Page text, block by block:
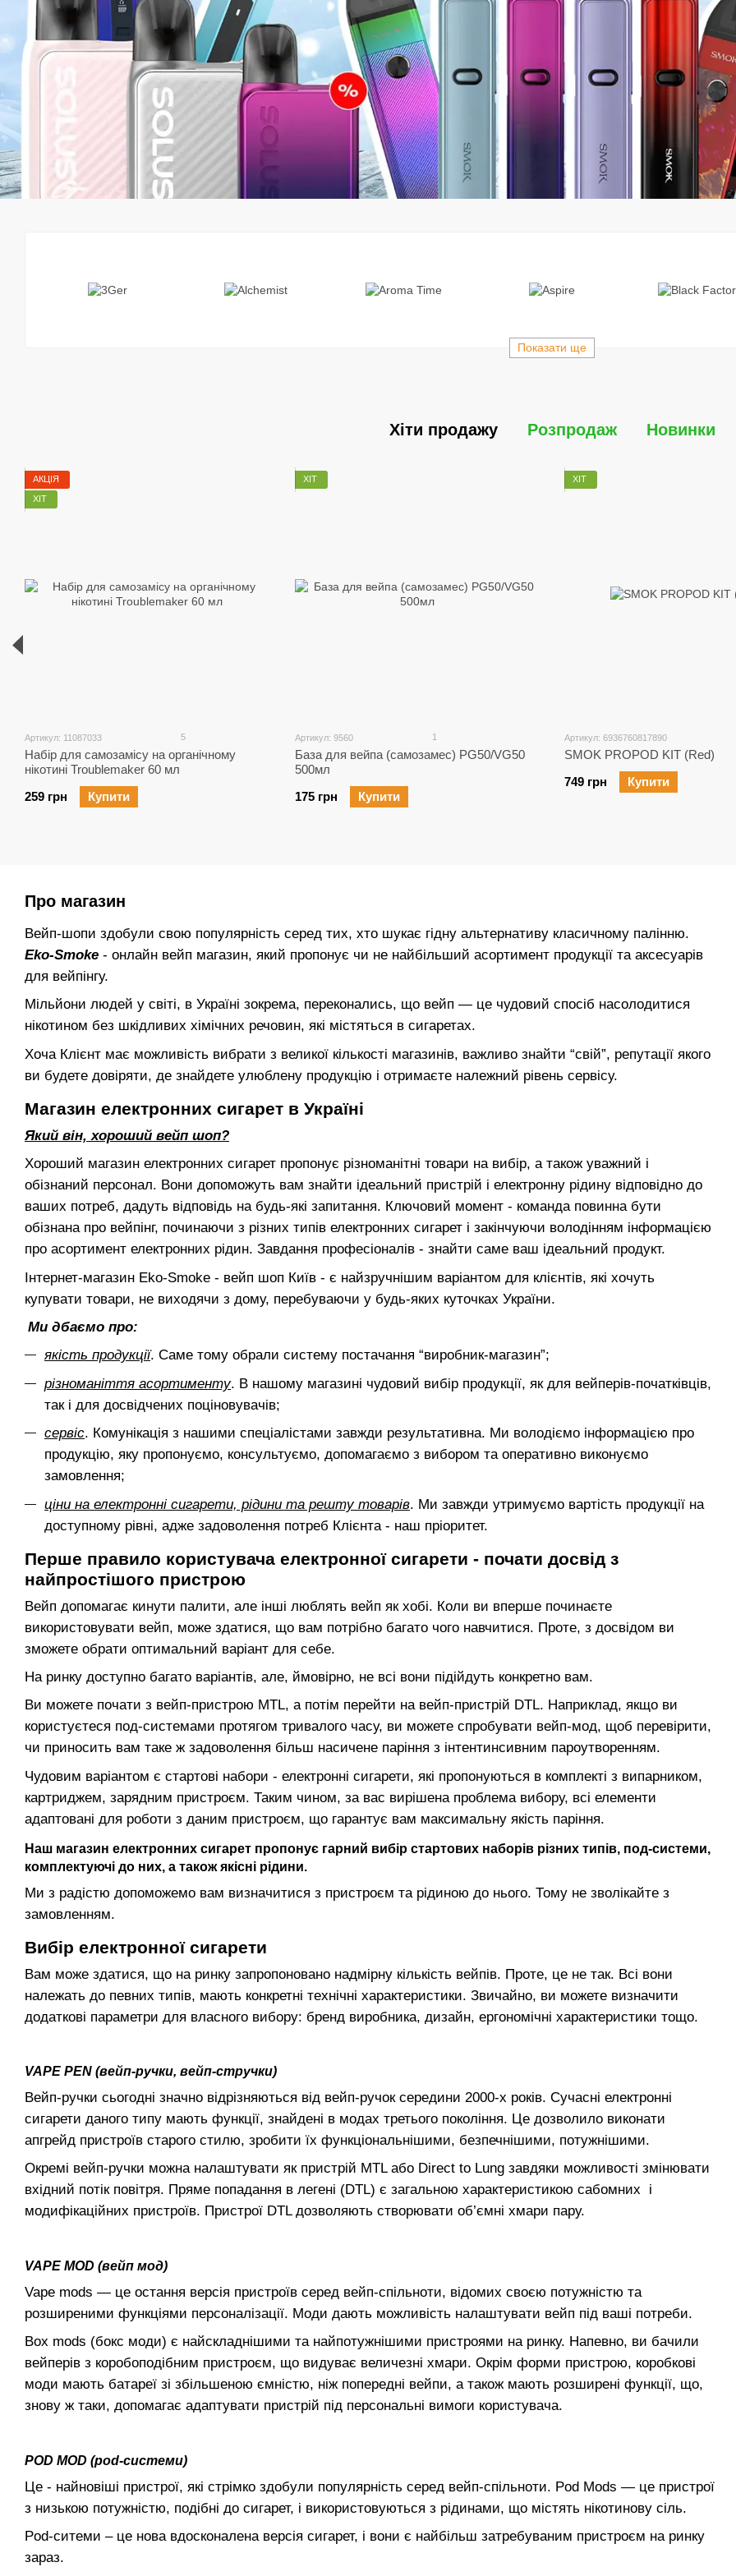
Показати ще
Хіти продажу Розпродаж Новинки
АКЦІЯ
ХІТ
Артикул: 11087033 5
Набір для самозамісу на органічному
нікотині Troublemaker 60 мл
259 грн
Купити
ХІТ
Артикул: 9560 1
База для вейпа (самозамес) PG50/VG50
500мл
175 грн
Купити
ХІТ
Артикул: 6936760817890
SMOK PROPOD KIT (Red)
749 грн
Купити
Про магазин
Вейп-шопи здобули свою популярність серед тих, хто шукає гідну альтернативу класичному палінню.
Eko-Smoke - онлайн вейп магазин, який пропонує чи не найбільший асортимент продукції та аксесуарів
для вейпінгу.
Мільйони людей у світі, в Україні зокрема, переконались, що вейп — це чудовий спосіб насолодитися
нікотином без шкідливих хімічних речовин, які містяться в сигаретах.
Хоча Клієнт має можливість вибрати з великої кількості магазинів, важливо знайти “свій”, репутації якого
ви будете довіряти, де знайдете улюблену продукцію і отримаєте належний рівень сервісу.
Магазин електронних сигарет в Україні
Який він, хороший вейп шоп?
Хороший магазин електронних сигарет пропонує різноманітні товари на вибір, а також уважний і
обізнаний персонал. Вони допоможуть вам знайти ідеальний пристрій і електронну рідину відповідно до
ваших потреб, дадуть відповідь на будь-які запитання. Ключовий момент - команда повинна бути
обізнана про вейпінг, починаючи з різних типів електронних сигарет і закінчуючи володінням інформацією
про асортимент електронних рідин. Завдання професіоналів - знайти саме ваш ідеальний продукт.
Інтернет-магазин Eko-Smoke - вейп шоп Київ - є найзручнішим варіантом для клієнтів, які хочуть
купувати товари, не виходячи з дому, перебуваючи у будь-яких куточках України.
Ми дбаємо про:
якість продукції. Саме тому обрали систему постачання “виробник-магазин”;
різноманіття асортименту. В нашому магазині чудовий вибір продукції, як для вейперів-початківців,
так і для досвідчених поціновувачів;
сервіс. Комунікація з нашими спеціалістами завжди результативна. Ми володіємо інформацією про
продукцію, яку пропонуємо, консультуємо, допомагаємо з вибором та оперативно виконуємо
замовлення;
ціни на електронні сигарети, рідини та решту товарів. Ми завжди утримуємо вартість продукції на
доступному рівні, адже задоволення потреб Клієнта - наш пріоритет.
Перше правило користувача електронної сигарети - почати досвід з
найпростішого пристрою
Вейп допомагає кинути палити, але інші люблять вейп як хобі. Коли ви вперше починаєте
використовувати вейп, може здатися, що вам потрібно багато чого навчитися. Проте, з досвідом ви
зможете обрати оптимальний варіант для себе.
На ринку доступно багато варіантів, але, ймовірно, не всі вони підійдуть конкретно вам.
Ви можете почати з вейп-пристрою MTL, а потім перейти на вейп-пристрій DTL. Наприклад, якщо ви
користуєтеся под-системами протягом тривалого часу, ви можете спробувати вейп-мод, щоб перевірити,
чи приносить вам таке ж задоволення більш насичене паріння з інтентинсивним пароутворенням.
Чудовим варіантом є стартові набори - електронні сигарети, які пропонуються в комплекті з випарником,
картриджем, зарядним пристроєм. Таким чином, за вас вирішена проблема вибору, всі елементи
адаптовані для роботи з даним пристроєм, що гарантує вам максимальну якість паріння.
Наш магазин електронних сигарет пропонує гарний вибір стартових наборів різних типів, под-системи,
комплектуючі до них, а також якісні рідини.
Ми з радістю допоможемо вам визначитися з пристроєм та рідиною до нього. Тому не зволікайте з
замовленням.
Вибір електронної сигарети
Вам може здатися, що на ринку запропоновано надмірну кількість вейпів. Проте, це не так. Всі вони
належать до певних типів, мають конкретні технічні характеристики. Звичайно, ви можете визначити
додаткові параметри для власного вибору: бренд виробника, дизайн, ергономічні характеристики тощо.
VAPE PEN (вейп-ручки, вейп-стручки)
Вейп-ручки сьогодні значно відрізняються від вейп-ручок середини 2000-х років. Сучасні електронні
сигарети даного типу мають функції, знайдені в модах третього покоління. Це дозволило виконати
апгрейд пристроїв старого стилю, зробити їх функціональнішими, безпечнішими, потужнішими.
Окремі вейп-ручки можна налаштувати як пристрій MTL або Direct to Lung завдяки можливості змінювати
вхідний потік повітря. Пряме попадання в легені (DTL) є загальною характеристикою сабомних і
модифікаційних пристроїв. Пристрої DTL дозволяють створювати об’ємні хмари пару.
VAPE MOD (вейп мод)
Vape mods — це остання версія пристроїв серед вейп-спільноти, відомих своєю потужністю та
розширеними функціями персоналізації. Моди дають можливість налаштувати вейп під ваші потреби.
Box mods (бокс моди) є найскладнішими та найпотужнішими пристроями на ринку. Напевно, ви бачили
вейперів з коробоподібним пристроєм, що видуває величезні хмари. Окрім форми пристрою, коробкові
моди мають батареї зі збільшеною ємністю, ніж попередні вейпи, а також мають розширені функції, що,
знову ж таки, допомагає адаптувати пристрій під персональні вимоги користувача.
POD MOD (pod-системи)
Це - найновіші пристрої, які стрімко здобули популярність серед вейп-спільноти. Pod Mods — це пристрої
з низькою потужністю, подібні до сигарет, і використовуються з рідинами, що містять нікотинову сіль.
Pod-ситеми – це нова вдосконалена версія сигарет, і вони є найбільш затребуваним пристроєм на ринку
зараз.